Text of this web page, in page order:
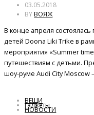
03.05.2018
BYВОЯЖ
В конце апреля
детей Doona Liki Trike в
мероприятия «Summer
путешествиям с детьми.
шоу-руме Audi City Moscow
ВЕЩИ
НОВОСТИ
гаджеты